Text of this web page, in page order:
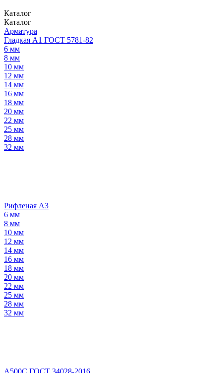
Каталог
Каталог
Арматура
Гладкая А1 ГОСТ 5781-82
6 мм
8 мм
10 мм
12 мм
14 мм
16 мм
18 мм
20 мм
22 мм
25 мм
28 мм
32 мм
Рифленая А3
6 мм
8 мм
10 мм
12 мм
14 мм
16 мм
18 мм
20 мм
22 мм
25 мм
28 мм
32 мм
А500С ГОСТ 34028-2016